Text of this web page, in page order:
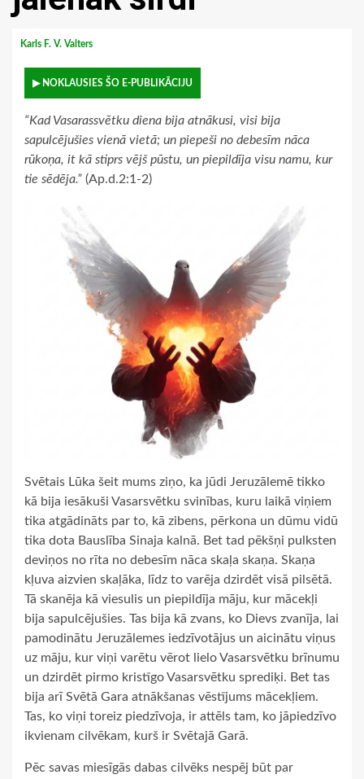
Karls F. V. Valters
▶ NOKLAUSIES ŠO E-PUBLIKĀCIJU
“Kad Vasarassvētku diena bija atnākusi, visi bija
sapulcējušies vienā vietā; un piepeši no debesīm nāca
rūkoņa, it kā stiprs vējš pūstu, un piepildīja visu namu, kur
tie sēdēja.” (Ap.d.2:1-2)
Svētais Lūka šeit mums ziņo, ka jūdi Jeruzālemē tikko
kā bija iesākuši Vasarsvētku svinības, kuru laikā viņiem
tika atgādināts par to, kā zibens, pērkona un dūmu vidū
tika dota Bauslība Sinaja kalnā. Bet tad pēkšņi pulksten
deviņos no rīta no debesīm nāca skaļa skaņa. Skaņa
kļuva aizvien skaļāka, līdz to varēja dzirdēt visā pilsētā.
Tā skanēja kā viesulis un piepildīja māju, kur mācekļi
bija sapulcējušies. Tas bija kā zvans, ko Dievs zvanīja, lai
pamodinātu Jeruzālemes iedzīvotājus un aicinātu viņus
uz māju, kur viņi varētu vērot lielo Vasarsvētku brīnumu
un dzirdēt pirmo kristīgo Vasarsvētku sprediķi. Bet tas
bija arī Svētā Gara atnākšanas vēstījums mācekļiem.
Tas, ko viņi toreiz piedzīvoja, ir attēls tam, ko jāpiedzīvo
ikvienam cilvēkam, kurš ir Svētajā Garā.
Pēc savas miesīgās dabas cilvēks nespēj būt par